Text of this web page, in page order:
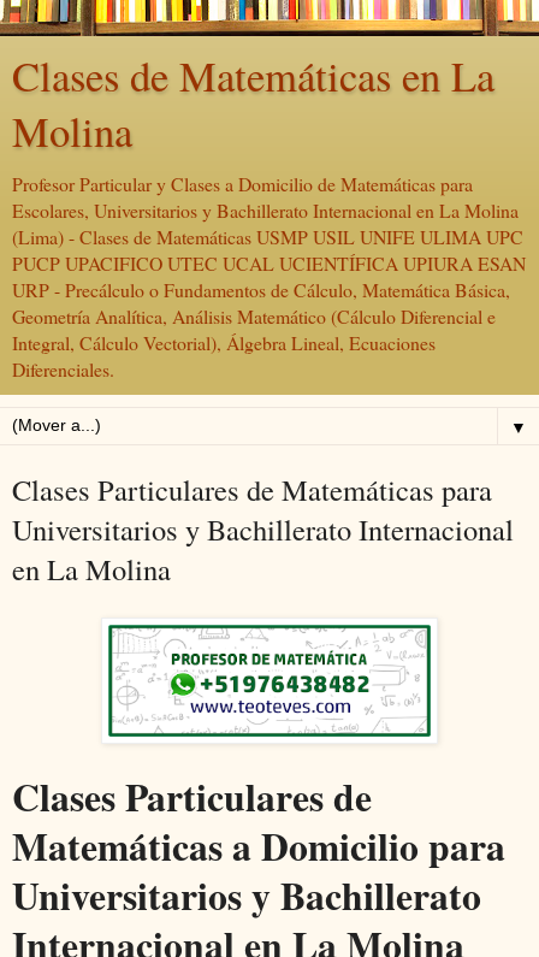
Clases de Matemáticas en La
Molina
Profesor Particular y Clases a Domicilio de Matemáticas para
Escolares, Universitarios y Bachillerato Internacional en La Molina
(Lima) - Clases de Matemáticas USMP USIL UNIFE ULIMA UPC
PUCP UPACIFICO UTEC UCAL UCIENTÍFICA UPIURA ESAN
URP - Precálculo o Fundamentos de Cálculo, Matemática Básica,
Geometría Analítica, Análisis Matemático (Cálculo Diferencial e
Integral, Cálculo Vectorial), Álgebra Lineal, Ecuaciones
Diferenciales.
▼
Clases Particulares de Matemáticas para
Universitarios y Bachillerato Internacional
en La Molina
Clases Particulares de
Matemáticas a Domicilio para
Universitarios y Bachillerato
Internacional en La Molina